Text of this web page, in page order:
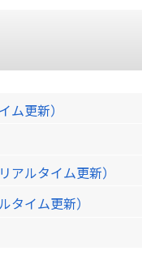
更新）
アルタイム更新）
タイム更新）